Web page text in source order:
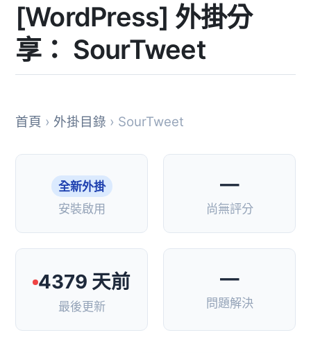
[WordPress] 外掛分
享： SourTweet
首頁 › 外掛目錄 › SourTweet
全新外掛
安裝啟用
—
尚無評分
4379 天前
最後更新
—
問題解決